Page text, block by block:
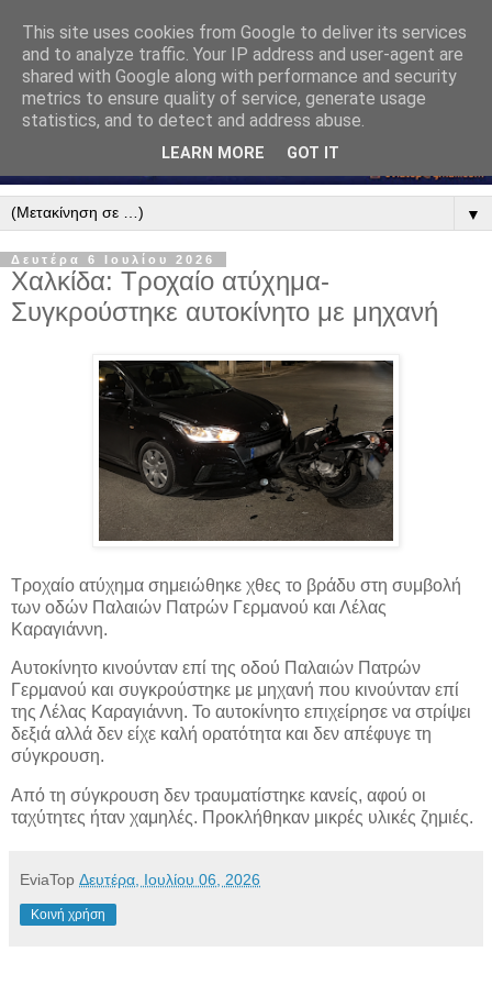
▼
Δευτέρα 6 Ιουλίου 2026
Χαλκίδα: Τροχαίο ατύχημα-
Συγκρούστηκε αυτοκίνητο με μηχανή
Τροχαίο ατύχημα σημειώθηκε χθες το βράδυ στη συμβολή
των οδών Παλαιών Πατρών Γερμανού και Λέλας
Καραγιάννη.
Αυτοκίνητο κινούνταν επί της οδού Παλαιών Πατρών
Γερμανού και συγκρούστηκε με μηχανή που κινούνταν επί
της Λέλας Καραγιάννη. Το αυτοκίνητο επιχείρησε να στρίψει
δεξιά αλλά δεν είχε καλή ορατότητα και δεν απέφυγε τη
σύγκρουση.
Από τη σύγκρουση δεν τραυματίστηκε κανείς, αφού οι
ταχύτητες ήταν χαμηλές. Προκλήθηκαν μικρές υλικές ζημιές.
EviaTop Δευτέρα, Ιουλίου 06, 2026
Κοινή χρήση
This site uses cookies from Google to deliver its services
and to analyze traffic. Your IP address and user-agent are
shared with Google along with performance and security
metrics to ensure quality of service, generate usage
statistics, and to detect and address abuse.
LEARN MORE GOT IT